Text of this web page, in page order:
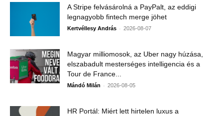
A Stripe felvásárolná a PayPalt, az eddigi
legnagyobb fintech merge jöhet
Kertvéllesy András - 2026-08-07
Magyar milliomosok, az Uber nagy húzása,
elszabadult mesterséges intelligencia és a
Tour de France...
Mándó Milán - 2026-08-05
HR Portál: Miért lett hirtelen luxus a